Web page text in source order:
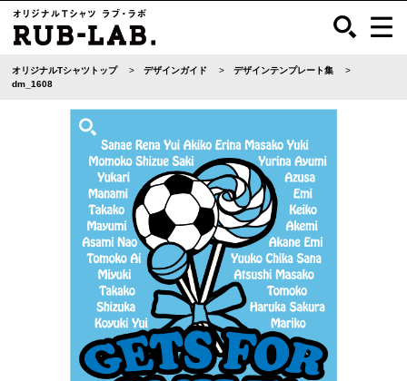
オリジナルTシャツトップ デザインガイド
デザインテンプレート集
dm_1608